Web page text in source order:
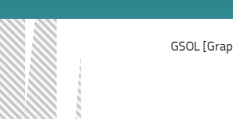
GSOL